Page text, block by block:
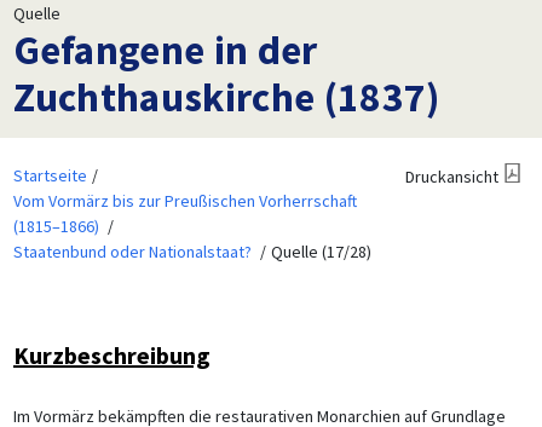
Quelle
Gefangene in der
Zuchthauskirche (1837)
Startseite
Vom Vormärz bis zur Preußischen Vorherrschaft
(1815–1866)
Staatenbund oder Nationalstaat?
Quelle (17/28)
Druckansicht
Kurzbeschreibung
Im Vormärz bekämpften die restaurativen Monarchien auf Grundlage